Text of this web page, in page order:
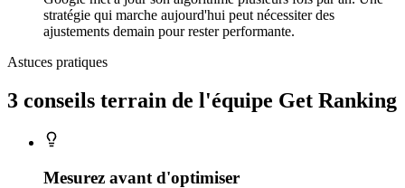
stratégie qui marche aujourd'hui peut nécessiter des
ajustements demain pour rester performante.
Astuces pratiques
3 conseils terrain de l'équipe Get Ranking
Mesurez avant d'optimiser